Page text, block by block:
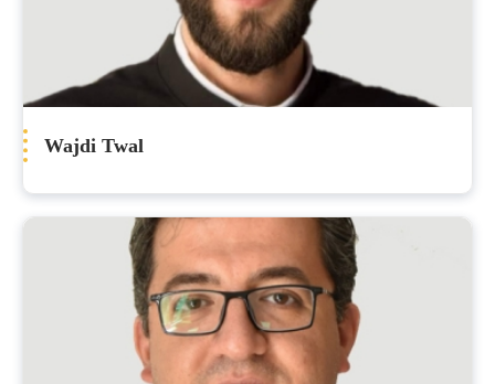
Wajdi Twal